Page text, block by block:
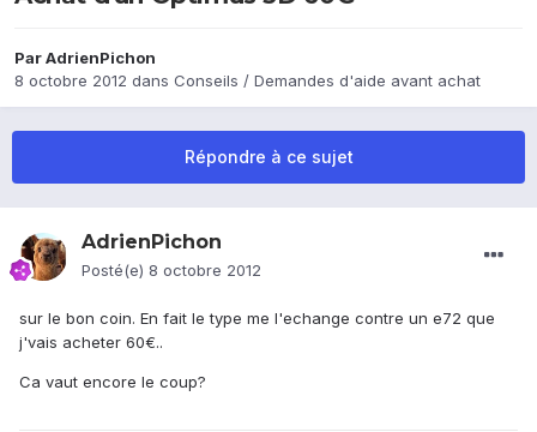
ParAdrienPichon
8 octobre 2012 dans Conseils / Demandes d'aide avant achat
Répondre à ce sujet
AdrienPichon
Posté(e) 8 octobre 2012
sur le bon coin. En fait le type me l'echange contre un e72 que
j'vais acheter 60€..
Ca vaut encore le coup?